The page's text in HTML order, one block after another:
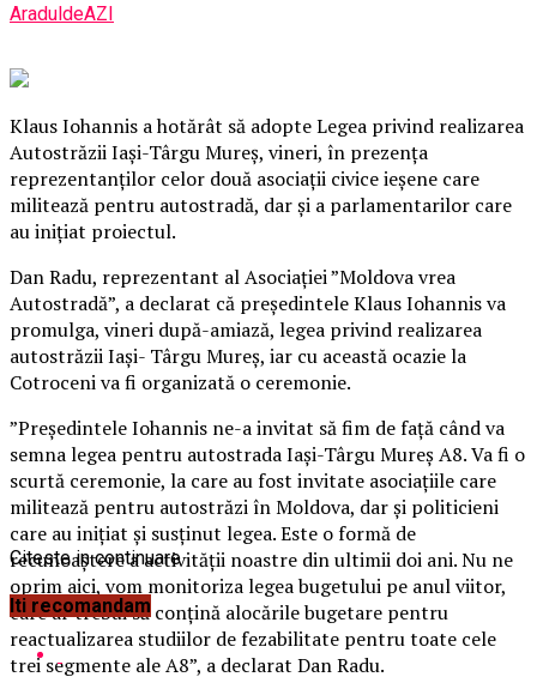
AraduldeAZI
Klaus Iohannis a hotărât să adopte Legea privind realizarea
Autostrăzii Iaşi-Târgu Mureş, vineri, în prezenţa
reprezentanţilor celor două asociaţii civice ieşene care
militează pentru autostradă, dar şi a parlamentarilor care
au iniţiat proiectul.
Dan Radu, reprezentant al Asociaţiei ”Moldova vrea
Autostradă”, a declarat că preşedintele Klaus Iohannis va
promulga, vineri după-amiază, legea privind realizarea
autostrăzii Iaşi- Târgu Mureş, iar cu această ocazie la
Cotroceni va fi organizată o ceremonie.
”Preşedintele Iohannis ne-a invitat să fim de faţă când va
semna legea pentru autostrada Iaşi-Târgu Mureş A8. Va fi o
scurtă ceremonie, la care au fost invitate asociaţiile care
militează pentru autostrăzi în Moldova, dar şi politicieni
care au iniţiat şi susţinut legea. Este o formă de
recunoaştere a activităţii noastre din ultimii doi ani. Nu ne
oprim aici, vom monitoriza legea bugetului pe anul viitor,
care ar trebui să conţină alocările bugetare pentru
reactualizarea studiilor de fezabilitate pentru toate cele
trei segmente ale A8”, a declarat Dan Radu.
Citeste in continuare
Iti recomandam